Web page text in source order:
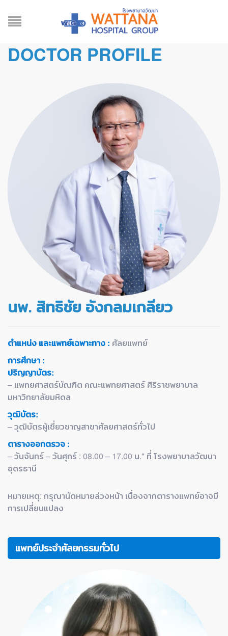
DOCTOR PROFILE
นพ. สิทธิชัย อังกลมเกลียว
ตำแหน่ง และแพทย์เฉพาะทาง : ศัลยแพทย์
การศึกษา :
ปริญญาบัตร:
– แพทยศาสตร์บัณฑิต คณะแพทยศาสตร์ ศิริราชพยาบาล
มหาวิทยาลัยมหิดล
วุฒิบัตร:
– วุฒิบัตรผู้เชี่ยวชาญสาขาศัลยศาสตร์ทั่วไป
ตารางออกตรวจ :
– วันจันทร์ – วันศุกร์ : 08.00 – 17.00 น.* ที่ โรงพยาบาลวัฒนา
อุดรธานี
หมายเหตุ: กรุณานัดหมายล่วงหน้า เนื่องจากตารางแพทย์อาจมี
การเปลี่ยนแปลง
แพทย์ประจำศัลยกรรมทั่วไป